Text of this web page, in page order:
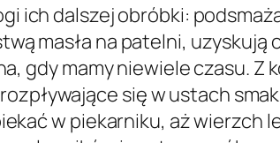
ich dalszej obróbki:
masła na patelni,
gdy mamy niewiele czasu. Z
się w ustach
w piekarniku, aż wierzch